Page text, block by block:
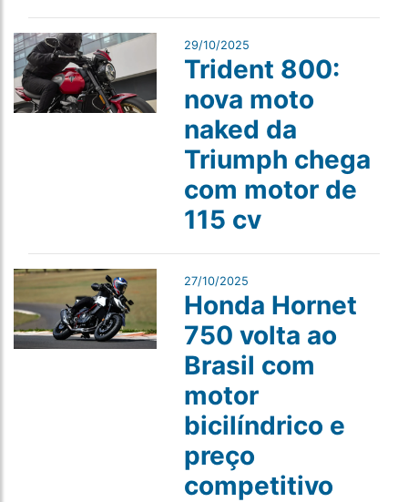
29/10/2025
Trident 800:
nova moto
naked da
Triumph chega
com motor de
115 cv
27/10/2025
Honda Hornet
750 volta ao
Brasil com
motor
bicilíndrico e
preço
competitivo